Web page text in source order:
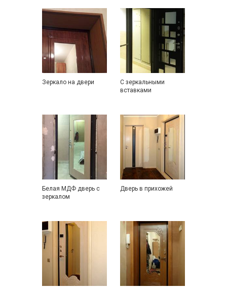
Зеркало на двери
С зеркальными
вставками
Белая МДФ дверь с
зеркалом
Дверь в прихожей